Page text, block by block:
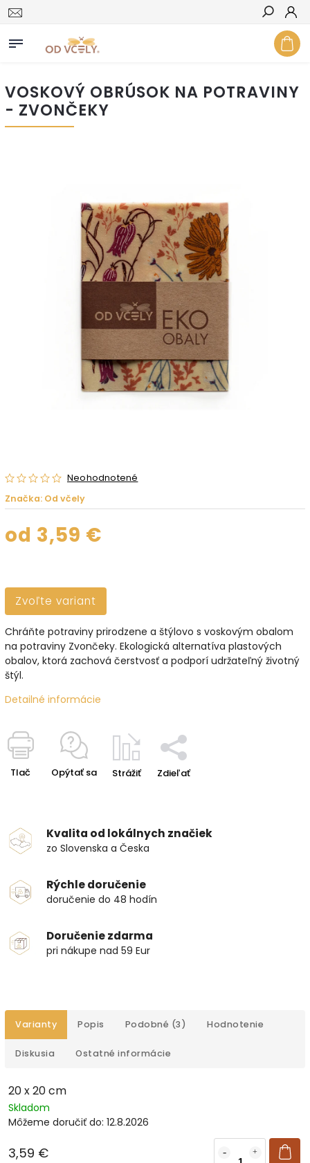
Hľadať
VOSKOVÝ OBRÚSOK NA POTRAVINY
- ZVONČEKY
Neohodnotené
Značka: Od včely
od 3,59 €
Zvoľte variant
Chráňte potraviny prirodzene a štýlovo s voskovým obalom
na potraviny Zvončeky. Ekologická alternatíva plastových
obalov, ktorá zachová čerstvosť a podporí udržateľný životný
štýl.
Detailné informácie
Tlač Opýtať sa Strážiť Zdieľať
Kvalita od lokálnych značiek
zo Slovenska a Česka
Rýchle doručenie
doručenie do 48 hodín
Doručenie zdarma
pri nákupe nad 59 Eur
Varianty Popis Podobné (3) Hodnotenie
Diskusia Ostatné informácie
20 x 20 cm
Skladom
Môžeme doručiť do: 12.8.2026
3,59 €